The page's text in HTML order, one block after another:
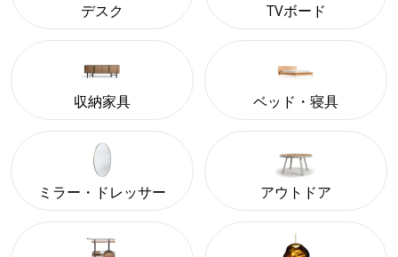
デスク TVボード
収納家具 ベッド・寝具
ミラー・ドレッサー アウトドア